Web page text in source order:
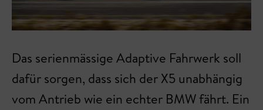
Das serienmässige Adaptive Fahrwerk soll
dafür sorgen, dass sich der X5 unabhängig
vom Antrieb wie ein echter BMW fährt. Ein